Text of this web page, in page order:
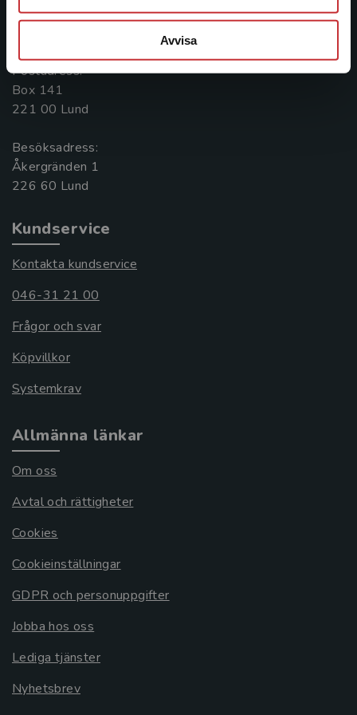
Avvisa
Kontakta oss
Postadress:
Box 141
221 00 Lund
Besöksadress:
Åkergränden 1
Kundservice
Kontakta kundservice
046-31 21 00
Frågor och svar
Köpvillkor
Systemkrav
Allmänna länkar
Om oss
Avtal och rättigheter
Cookies
Cookieinställningar
GDPR och personuppgifter
Jobba hos oss
Lediga tjänster
Nyhetsbrev